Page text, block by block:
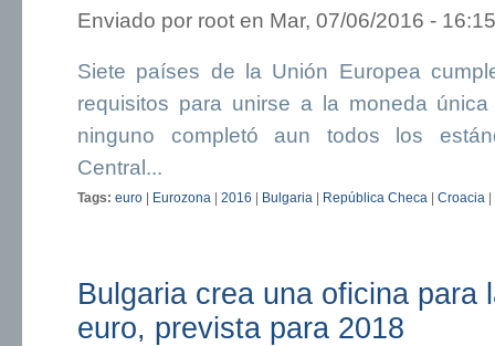
Enviado por root en Mar, 07/06/2016 - 16:15
Siete países de la Unión Europea
requisitos para unirse a la moneda
ninguno completó aun todos los
Central...
Tags: euro Eurozona 2016 Bulgaria República Checa Croacia
Bulgaria crea una oficina para
euro, prevista para 2018